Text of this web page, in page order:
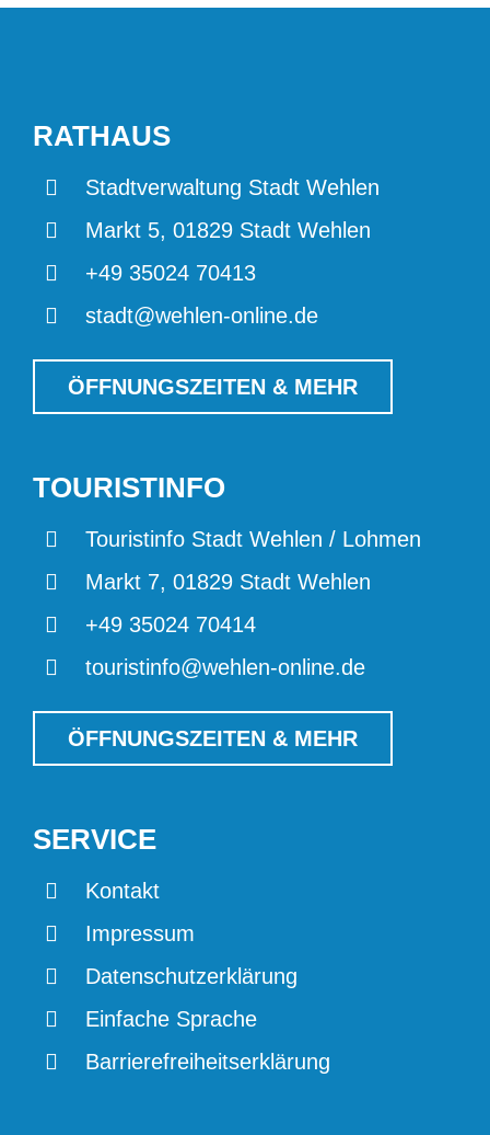
RATHAUS
Stadtverwaltung Stadt Wehlen
Markt 5, 01829 Stadt Wehlen
+49 35024 70413
stadt@wehlen-online.de
ÖFFNUNGSZEITEN & MEHR
TOURISTINFO
Touristinfo Stadt Wehlen / Lohmen
Markt 7, 01829 Stadt Wehlen
+49 35024 70414
touristinfo@wehlen-online.de
ÖFFNUNGSZEITEN & MEHR
SERVICE
Kontakt
Impressum
Datenschutzerklärung
Einfache Sprache
Barrierefreiheitserklärung